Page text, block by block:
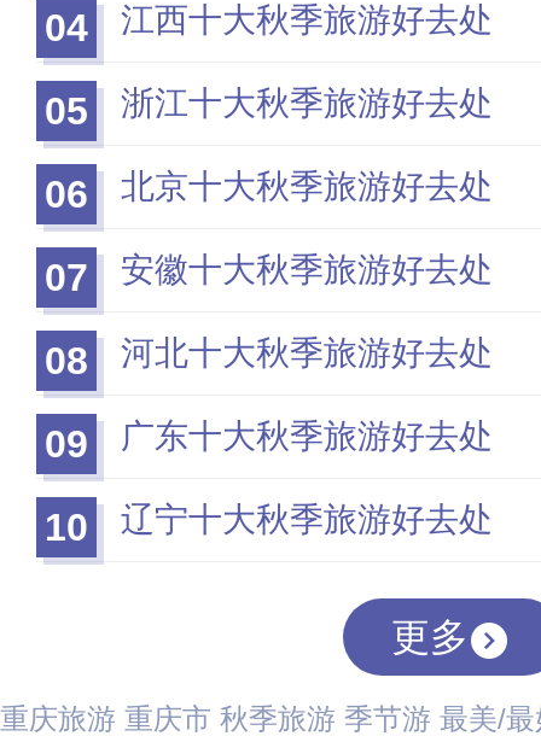
04 江西十大秋季旅游好去处
05 浙江十大秋季旅游好去处
06 北京十大秋季旅游好去处
07 安徽十大秋季旅游好去处
08 河北十大秋季旅游好去处
09 广东十大秋季旅游好去处
10 辽宁十大秋季旅游好去处
更多
重庆旅游 重庆市 秋季旅游 季节游 最美/